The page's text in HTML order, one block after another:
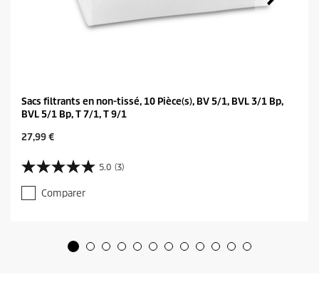
Sacs filtrants en non-tissé, 10 Pièce(s), BV 5/1, BVL 3/1 Bp,
BVL 5/1 Bp, T 7/1, T 9/1
C
r
r
e
n
27,99 €
5.0 (3)
5
.
0
Comparer